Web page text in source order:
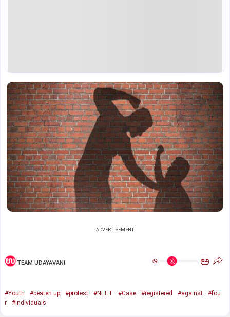
ADVERTISEMENT
TEAM UDAYAVANI ಅ ಅ
#Youth #beaten up #protest #NEET #Case #registered #against
#fou
r
#individuals